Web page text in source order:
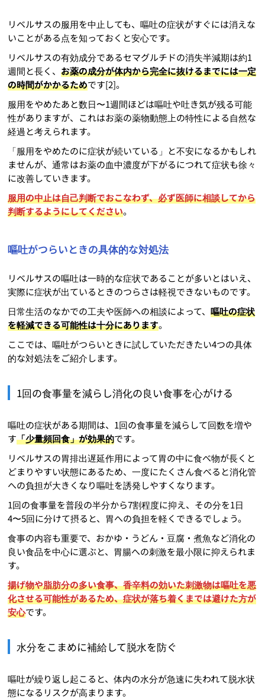
リベルサスの服用を中止しても、嘔吐の症状がすぐには消えな
いことがある点を知っておくと安心です。
リベルサスの有効成分であるセマグルチドの消失半減期は約1
週間と長く、お薬の成分が体内から完全に抜けるまでには一定
の時間がかかるためです[2]。
服用をやめたあと数日〜1週間ほどは嘔吐や吐き気が残る可能
性がありますが、これはお薬の薬物動態上の特性による自然な
経過と考えられます。
「服用をやめたのに症状が続いている」と不安になるかもしれ
ませんが、通常はお薬の血中濃度が下がるにつれて症状も徐々
に改善していきます。
服用の中止は自己判断でおこなわず、必ず医師に相談してから
判断するようにしてください。
嘔吐がつらいときの具体的な対処法
リベルサスの嘔吐は一時的な症状であることが多いとはいえ、
実際に症状が出ているときのつらさは軽視できないものです。
日常生活のなかでの工夫や医師への相談によって、嘔吐の症状
を軽減できる可能性は十分にあります。
ここでは、嘔吐がつらいときに試していただきたい4つの具体
的な対処法をご紹介します。
1回の食事量を減らし消化の良い食事を心がける
嘔吐の症状がある期間は、1回の食事量を減らして回数を増や
す「少量頻回食」が効果的です。
リベルサスの胃排出遅延作用によって胃の中に食べ物が長くと
どまりやすい状態にあるため、一度にたくさん食べると消化管
への負担が大きくなり嘔吐を誘発しやすくなります。
1回の食事量を普段の半分から7割程度に抑え、その分を1日
4〜5回に分けて摂ると、胃への負担を軽くできるでしょう。
食事の内容も重要で、おかゆ・うどん・豆腐・煮魚など消化の
良い食品を中心に選ぶと、胃腸への刺激を最小限に抑えられま
す。
揚げ物や脂肪分の多い食事、香辛料の効いた刺激物は嘔吐を悪
化させる可能性があるため、症状が落ち着くまでは避けた方が
安心です。
水分をこまめに補給して脱水を防ぐ
嘔吐が繰り返し起こると、体内の水分が急速に失われて脱水状
態になるリスクが高まります。